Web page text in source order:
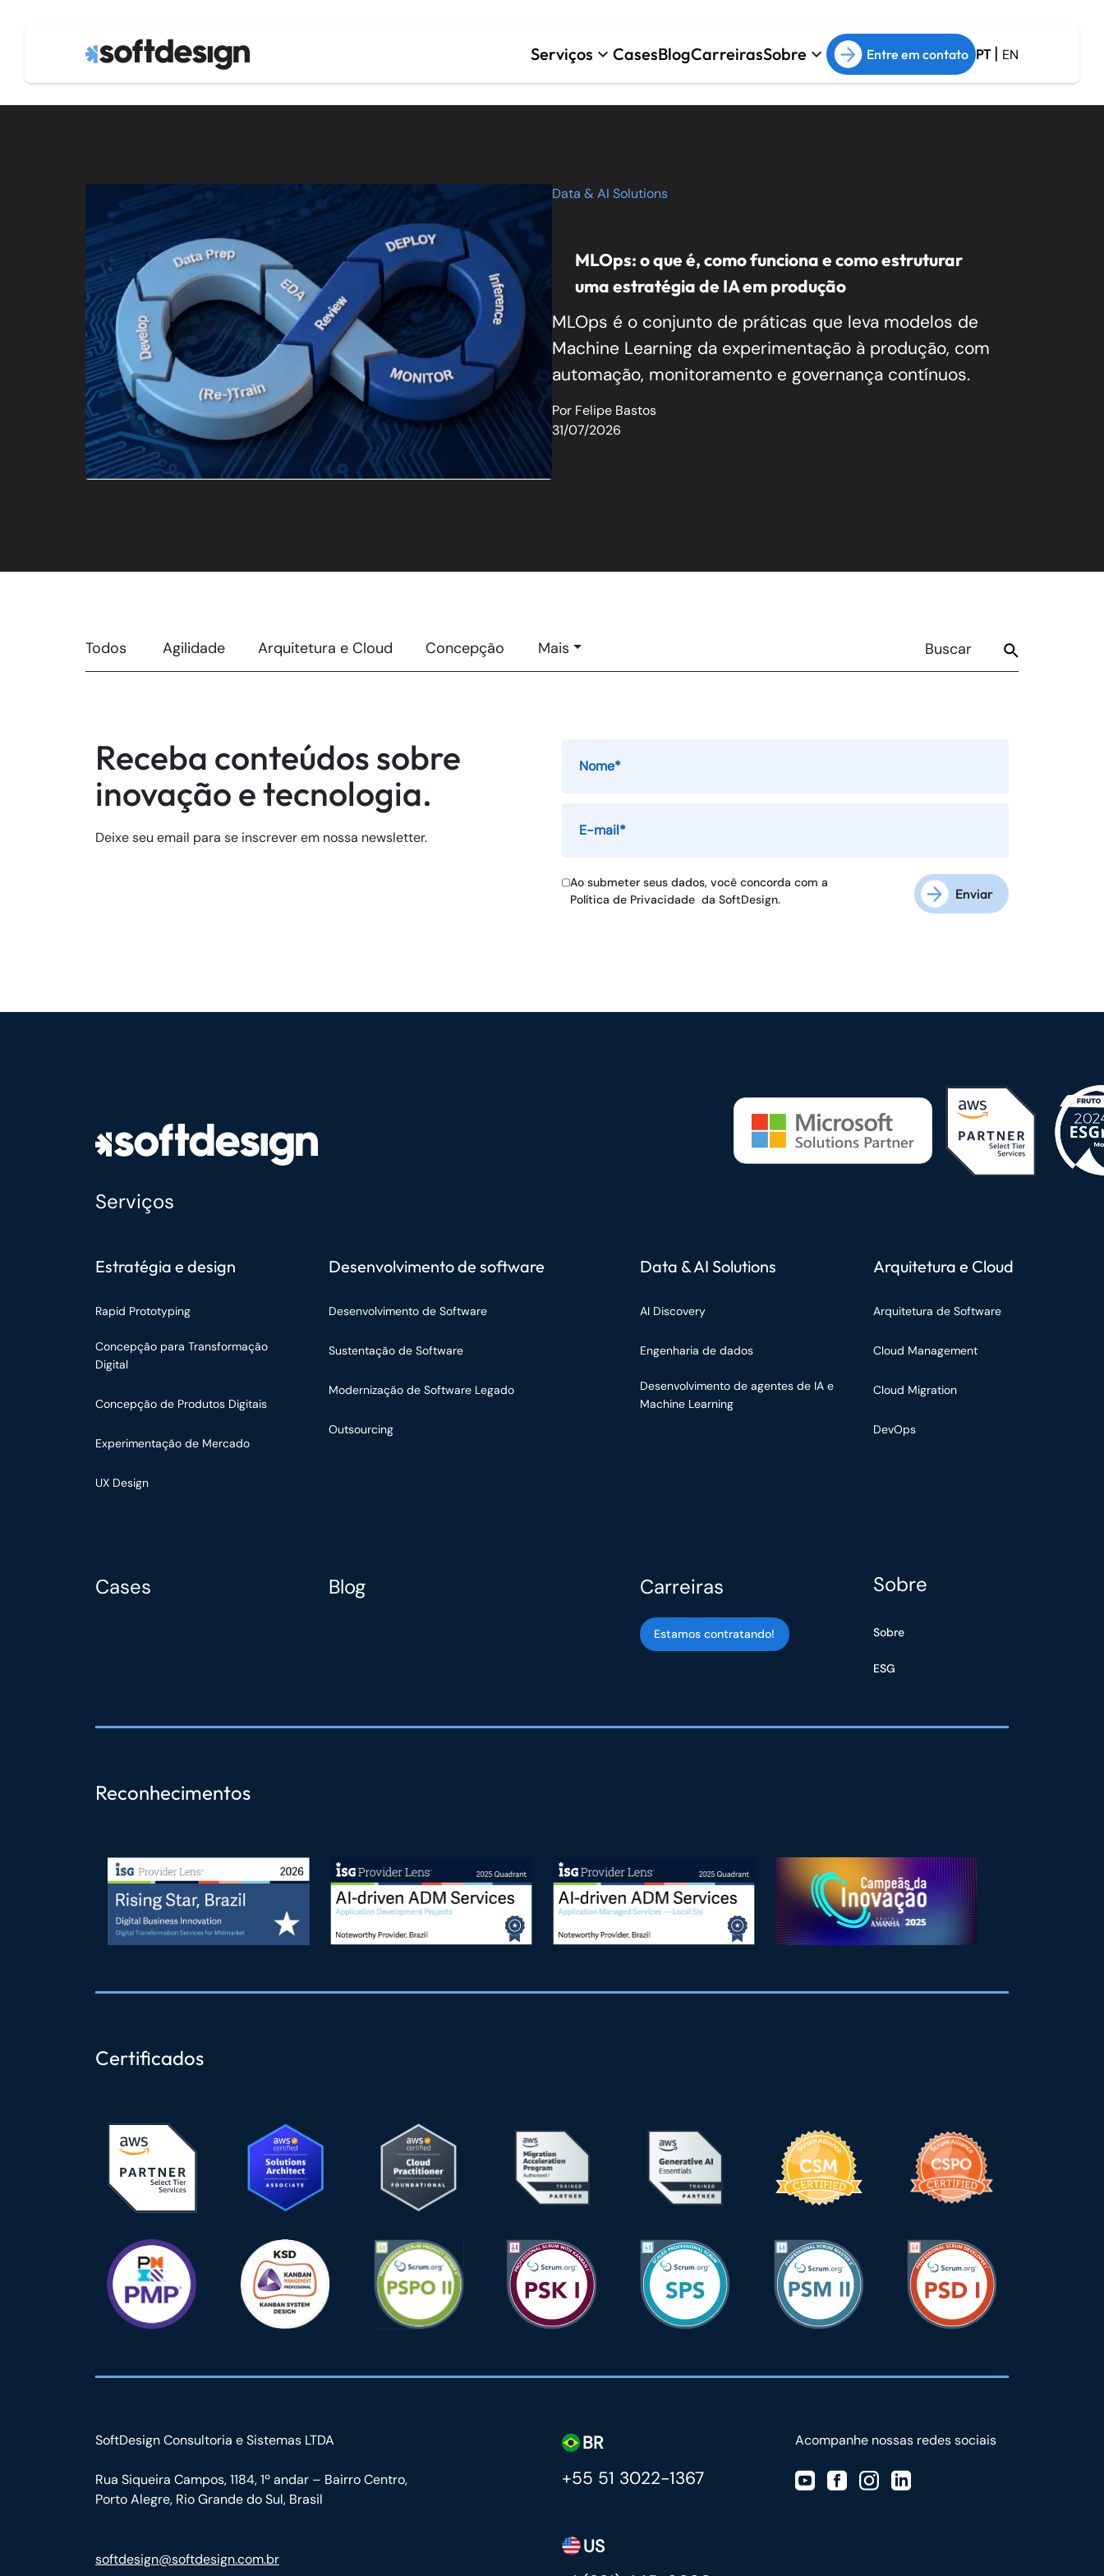
Serviços keyboard_arrow_down CasesBlogCarreirasSobre keyboard_arrow_down Entre em contato PT| EN
machine learning
Data & AI Solutions
MLOps: o que é, como funciona e como estruturar
uma estratégia de IA em produção
MLOps é o conjunto de práticas que leva modelos de
Machine Learning da experimentação à produção, com
automação, monitoramento e governança contínuos.
Por Felipe Bastos
31/07/2026
Todos Agilidade Arquitetura e Cloud Concepção Mais
Receba conteúdos sobre
inovação e tecnologia.
Deixe seu email para se inscrever em nossa newsletter.
Ao submeter seus dados, você concorda com a
Política de Privacidade da SoftDesign. Enviar
Serviços
Estratégia e design
Rapid Prototyping
Concepção para Transformação
Digital
Concepção de Produtos Digitais
Experimentação de Mercado
UX Design
Desenvolvimento de software
Desenvolvimento de Software
Sustentação de Software
Modernização de Software Legado
Outsourcing
Data & AI Solutions
AI Discovery
Engenharia de dados
Desenvolvimento de agentes de IA e
Machine Learning
Arquitetura e Cloud
Arquitetura de Software
Cloud Management
Cloud Migration
DevOps
Cases Blog Carreiras
Estamos contratando!
Sobre
Sobre
ESG
Reconhecimentos
Certificados
SoftDesign Consultoria e Sistemas LTDA
Rua Siqueira Campos, 1184, 1º andar – Bairro Centro,
Porto Alegre, Rio Grande do Sul, Brasil
softdesign@softdesign.com.br
BR
+55 51 3022-1367
US
Acompanhe nossas redes sociais